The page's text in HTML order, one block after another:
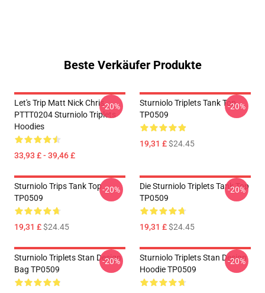
Beste Verkäufer Produkte
Let's Trip Matt Nick Chris
PTTT0204 Sturniolo Triplets
Hoodies
33,93 £ - 39,46 £
-20%
Sturniolo Triplets Tank Top
TP0509
19,31 £$24.45
-20%
Sturniolo Trips Tank Top
TP0509
19,31 £$24.45
-20%
Die Sturniolo Triplets Tank Top
TP0509
19,31 £$24.45
-20%
Sturniolo Triplets Stan Design
Bag TP0509
-20%
Sturniolo Triplets Stan Design
Hoodie TP0509
-20%